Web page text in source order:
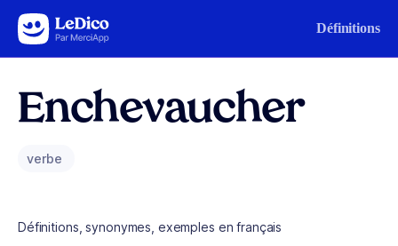
Aller au contenu Définitions
Enchevaucher
verbe
Définitions, synonymes, exemples en français